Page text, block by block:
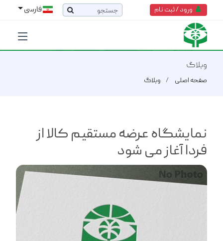
ورود / ثبت نام فارسی
وبلاگ
صفحه اصلی وبلاگ
نمایشگاه عرضه مستقیم کالا از
فردا آغاز می شود